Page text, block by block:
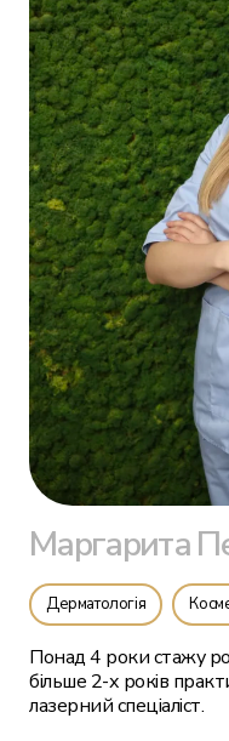
Маргарита
Дерматологія
Понад 4 роки стажу
більше 2-х років
лазерний спеціаліст.